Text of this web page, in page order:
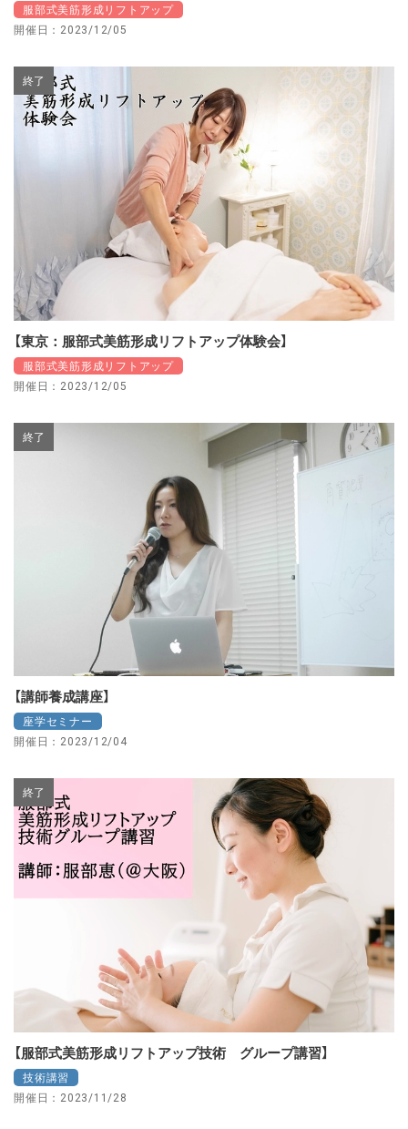
服部式美筋形成リフトアップ
開催日：2023/12/05
終了
【東京：服部式美筋形成リフトアップ体験会】
服部式美筋形成リフトアップ
開催日：2023/12/05
終了
【講師養成講座】
座学セミナー
開催日：2023/12/04
終了
【服部式美筋形成リフトアップ技術 グループ講習】
技術講習
開催日：2023/11/28